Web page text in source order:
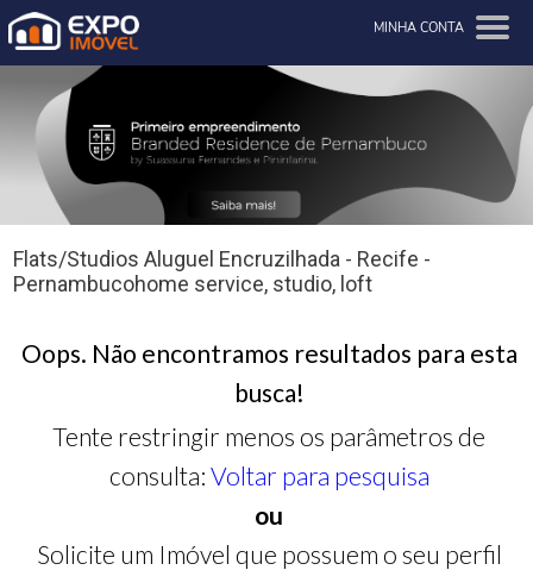
MINHA CONTA
Flats/Studios Aluguel Encruzilhada - Recife -
Pernambucohome service, studio, loft
Oops. Não encontramos resultados para esta
busca!
Tente restringir menos os parâmetros de
consulta: Voltar para pesquisa
ou
Solicite um Imóvel que possuem o seu perfil